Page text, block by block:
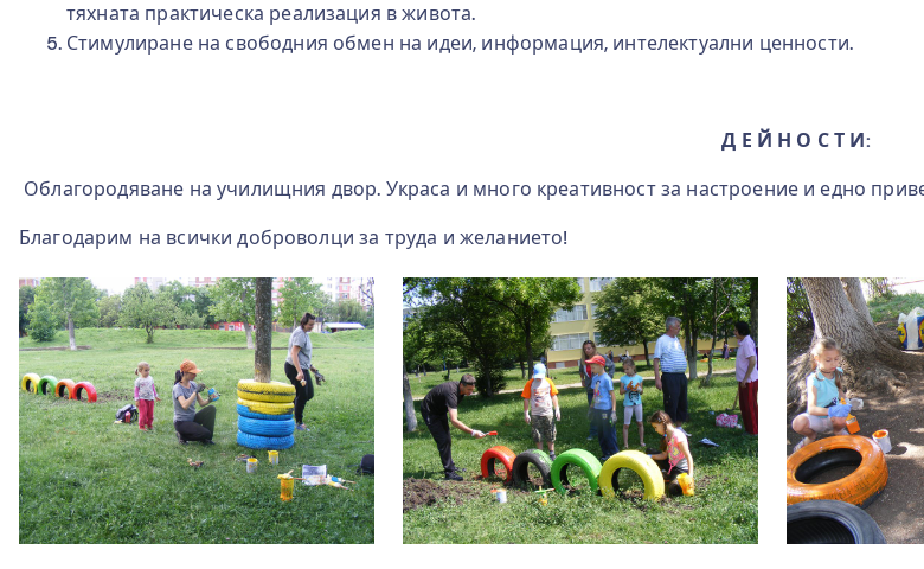
тяхната практическа реализация в живота.
Стимулиране на свободния обмен на идеи, информация, интелектуални ценности.
Д Е Й Н О С Т И:
Облагородяване на училищния двор. Украса и много креативност за настроение и едно
Благодарим на всички доброволци за труда и желанието!